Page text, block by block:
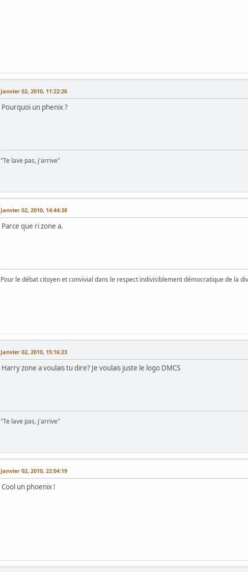
Janvier 02, 2010, 11:22:26
Pourquoi un phenix ?
"Te lave pas, j'arrive"
Janvier 02, 2010, 14:44:38
Parce que ri zone a.
Pour le débat citoyen et convivial dans le respect indivisiblement démocratique de la
Janvier 02, 2010, 15:16:23
Harry zone a voulais tu dire? Je voulais juste le logo DMCS
"Te lave pas, j'arrive"
Janvier 02, 2010, 22:04:19
Cool un phoenix !